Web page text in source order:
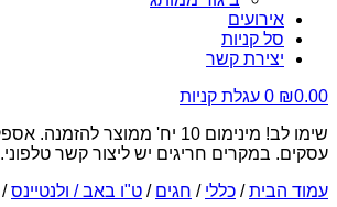
אירועים
סל קניות
יצירת קשר
₪0.00
0 עגלת קניות
עסקים. במקרים חריגים יש ליצור קשר טלפוני.
עמוד הבית/ כללי / חגים / ט"ו באב / ולנטיינס/ LOVE BAG